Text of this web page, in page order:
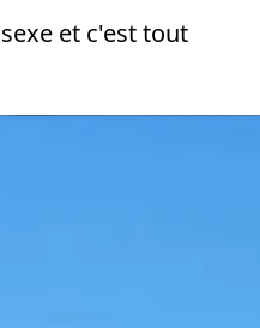
et c'est tout